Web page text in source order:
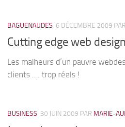
BAGUENAUDES 6 DÉCEMBRE 2009 PAR
Cutting edge web design
Les malheurs d’un pauvre
clients …. trop réels !
BUSINESS 30 JUIN 2009 PAR MARIE-